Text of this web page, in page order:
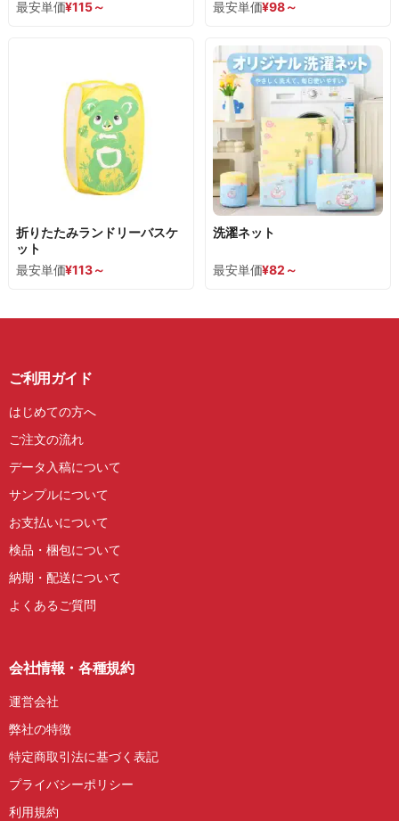
最安単価¥115～ 最安単価¥98～
最安単価¥113～
折りたたみランドリーバスケ
ット
最安単価¥82 ～
洗濯ネット
ご利用ガイド
はじめての方へ
ご注文の流れ
データ入稿について
サンプルについて
お支払いについて
検品・梱包について
納期・配送について
よくあるご質問
会社情報・各種規約
運営会社
弊社の特徴
特定商取引法に基づく表記
プライバシーポリシー
利用規約